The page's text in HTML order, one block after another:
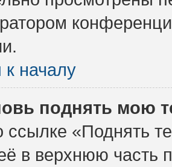
к началу
поднять мою
ссылке «Поднять
в верхнюю часть